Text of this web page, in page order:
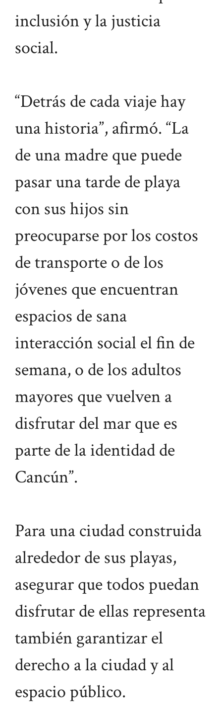
inclusión y la justicia
social.
“Detrás de cada viaje hay
una historia”, afirmó. “La
de una madre que puede
pasar una tarde de playa
con sus hijos sin
preocuparse por los costos
de transporte o de los
jóvenes que encuentran
espacios de sana
interacción social el fin de
semana, o de los adultos
mayores que vuelven a
disfrutar del mar que es
parte de la identidad de
Cancún”.
Para una ciudad construida
alrededor de sus playas,
asegurar que todos puedan
disfrutar de ellas representa
también garantizar el
derecho a la ciudad y al
espacio público.